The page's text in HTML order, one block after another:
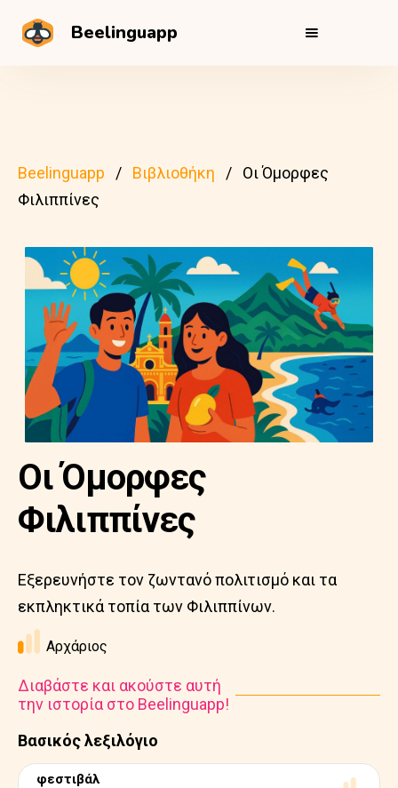
Beelinguapp
Beelinguapp Βιβλιοθήκη
Οι Όμορφες
Φιλιππίνες
Βασικός λεξιλόγιο
φεστιβάλ
Οι Όμορφες
Φιλιππίνες
Εξερευνήστε τον ζωντανό πολιτισμό και τα
εκπληκτικά τοπία των Φιλιππίνων.
Αρχάριος
Διαβάστε και ακούστε αυτή
την ιστορία στο Beelinguapp!